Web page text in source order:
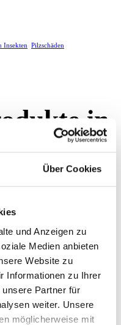
Über Cookies
und Anzeigen zu
Medien anbieten
Website zu
Informationen zu Ihrer
Partner für
weiter. Unsere
möglicherweise mit
Insekten Pilzschäden
in
1
in denen:
sich innerhalb einer
Feuchtigkeit ausgesetzt.
er ubetydelig og alltid
gulv, i skjørt, hulrom og
i umiddelbar kontakt